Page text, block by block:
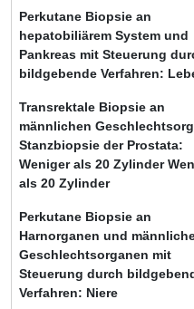
Perkutane Biopsie an
hepatobiliärem System und
Pankreas mit Steuerung
bildgebende Verfahren:
Transrektale Biopsie an
männlichen
Stanzbiopsie der Prostata:
Weniger als 20 Zylinder
als 20 Zylinder
Perkutane Biopsie an
Harnorganen und
Geschlechtsorganen mit
Steuerung durch
Verfahren: Niere